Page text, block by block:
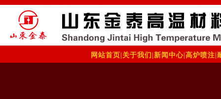
网站首页 关于我们 新闻中心 高炉喷注